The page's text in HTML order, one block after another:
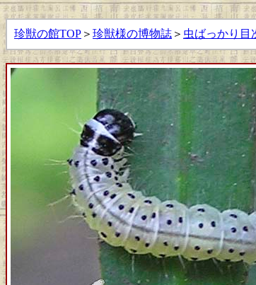
珍獣の館TOP ＞ 珍獣様の博物誌 ＞ 虫ばっかり目